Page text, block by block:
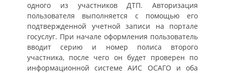
одного из участников ДТП. Авторизация
пользователя выполняется с помощью его
подтвержденной учетной записи на портале
госуслуг. При начале оформления пользователь
вводит серию и номер полиса второго
участника, после чего он будет проверен по
информационной системе АИС ОСАГО и оба